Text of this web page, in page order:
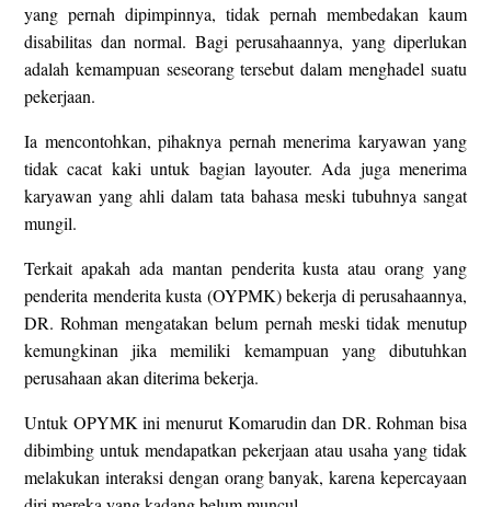
yang pernah dipimpinnya, tidak pernah membedakan kaum
disabilitas dan normal. Bagi perusahaannya, yang diperlukan
adalah kemampuan seseorang tersebut dalam menghadel suatu
pekerjaan.
Ia mencontohkan, pihaknya pernah menerima karyawan yang
tidak cacat kaki untuk bagian layouter. Ada juga menerima
karyawan yang ahli dalam tata bahasa meski tubuhnya sangat
mungil.
Terkait apakah ada mantan penderita kusta atau orang yang
penderita menderita kusta (OYPMK) bekerja di perusahaannya,
DR. Rohman mengatakan belum pernah meski tidak menutup
kemungkinan jika memiliki kemampuan yang dibutuhkan
perusahaan akan diterima bekerja.
Untuk OPYMK ini menurut Komarudin dan DR. Rohman bisa
dibimbing untuk mendapatkan pekerjaan atau usaha yang tidak
melakukan interaksi dengan orang banyak, karena kepercayaan